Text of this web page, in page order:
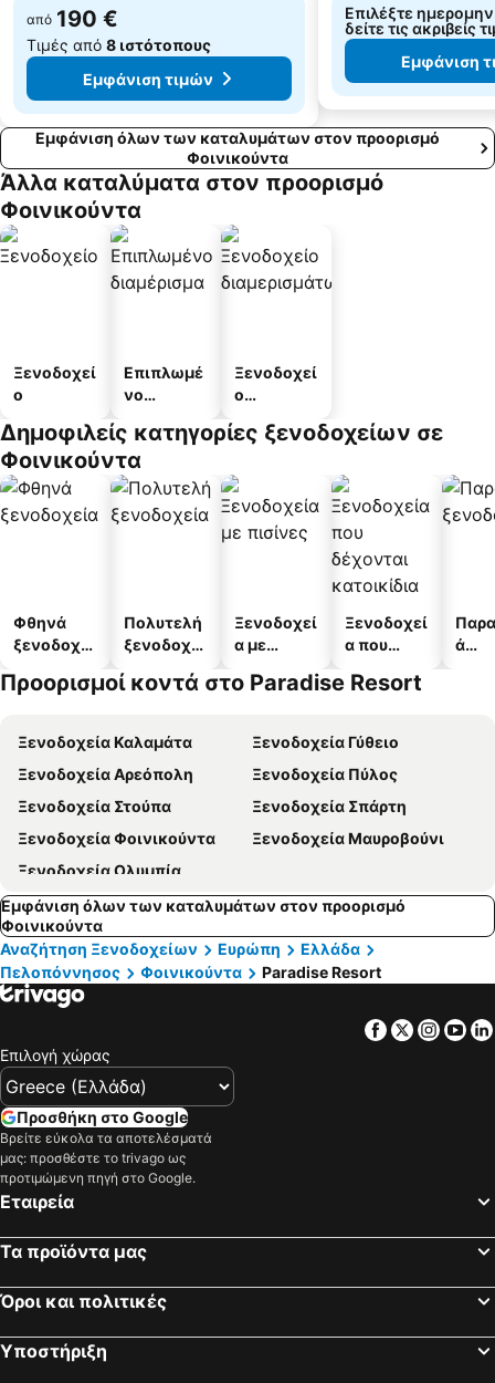
από 190 €
Τιμές από 8 ιστότοπους
Εμφάνιση τιμών
Επιλέξτε
δείτε τις ακριβείς
Εμφάνιση
Εμφάνιση όλων των καταλυμάτων στον προορισμό
Φοινικούντα
Άλλα καταλύματα στον προορισμό
Φοινικούντα
Ξενοδοχεί
ο
Επιπλωμέ
νο
α
Ξενοδοχεί
ο
άτων
Δημοφιλείς κατηγορίες ξενοδοχείων σε
Φοινικούντα
Φθηνά
ξενοδοχεί
Πολυτελή
ξενοδοχεί
Ξενοδοχεί
α με
Ξενοδοχεί
α που
κατοικίδι
ά
Προορισμοί κοντά στο Paradise Resort
Ξενοδοχεία Καλαμάτα
Ξενοδοχεία Γύθειο
Ξενοδοχεία Αρεόπολη
Ξενοδοχεία Πύλος
Ξενοδοχεία Στούπα
Ξενοδοχεία Σπάρτη
Ξενοδοχεία Φοινικούντα
Ξενοδοχεία Μαυροβούνι
Ξενοδοχεία Ολυμπία
Εμφάνιση όλων των καταλυμάτων στον προορισμό
Φοινικούντα
Αναζήτηση Ξενοδοχείων
Ευρώπη
Ελλάδα
Πελοπόννησος
Φοινικούντα Paradise Resort
Facebook
Twitter
Επιλογή χώρας
Προσθήκη στο Google
Βρείτε εύκολα τα αποτελέσματά
μας: προσθέστε το trivago ως
προτιμώμενη πηγή στο Google.
Εταιρεία
Τα προϊόντα μας
Όροι και πολιτικές
Υποστήριξη